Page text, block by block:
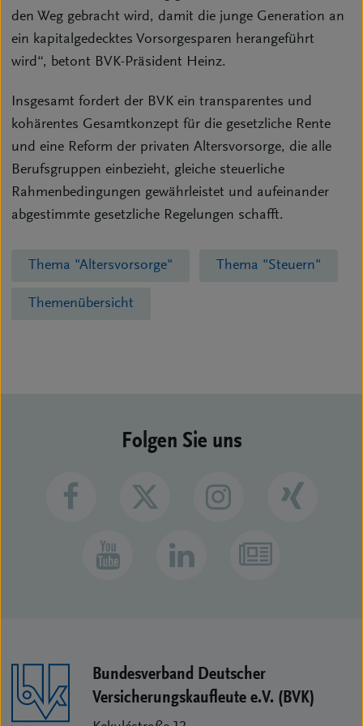
den Weg gebracht wird, damit die junge Generation an
ein kapitalgedecktes Vorsorgesparen herangeführt
wird“, betont BVK-Präsident Heinz.
Insgesamt fordert der BVK ein transparentes und
kohärentes Gesamtkonzept für die gesetzliche Rente
und eine Reform der privaten Altersvorsorge, die alle
Berufsgruppen einbezieht, gleiche steuerliche
Rahmenbedingungen gewährleistet und aufeinander
abgestimmte gesetzliche Regelungen schafft.
Thema "Altersvorsorge" Thema "Steuern"
Themenübersicht
Folgen Sie uns
Bundesverband Deutscher
Versicherungs­kaufleute e.V. (BVK)